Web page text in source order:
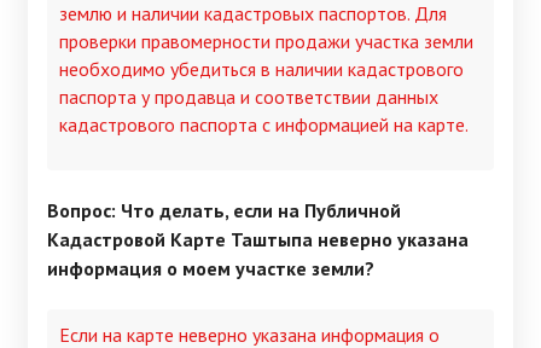
землю и наличии кадастровых паспортов. Для
проверки правомерности продажи участка земли
необходимо убедиться в наличии кадастрового
паспорта у продавца и соответствии данных
кадастрового паспорта с информацией на карте.
Вопрос: Что делать, если на Публичной
Кадастровой Карте Таштыпа неверно указана
информация о моем участке земли?
Если на карте неверно указана информация о